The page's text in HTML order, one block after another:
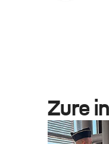
Zure